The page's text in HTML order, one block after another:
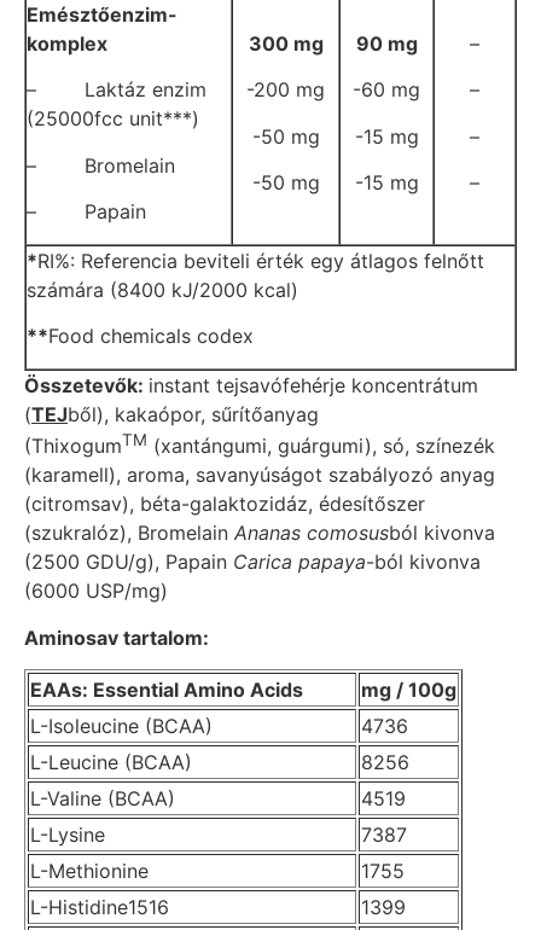
Emésztőenzim-
komplex
– Laktáz enzim
(25000fcc unit***)
– Bromelain
– Papain
300 mg
-200 mg
-50 mg
-50 mg
90 mg
-60 mg
-15 mg
-15 mg
–
–
–
–
*RI%: Referencia beviteli érték egy átlagos felnőtt
számára (8400 kJ/2000 kcal)
**Food chemicals codex
Összetevők: instant tejsavófehérje koncentrátum
(TEJből), kakaópor, sűrítőanyag
(ThixogumTM (xantángumi, guárgumi), só, színezék
(karamell), aroma, savanyúságot szabályozó anyag
(citromsav), béta-galaktozidáz, édesítőszer
(szukralóz), Bromelain Ananas comosusból kivonva
(2500 GDU/g), Papain Carica papaya-ból kivonva
(6000 USP/mg)
Aminosav tartalom:
EAAs: Essential Amino Acids
mg / 100g
L-Isoleucine (BCAA)
4736
L-Leucine (BCAA)
8256
L-Valine (BCAA)
4519
L-Lysine
7387
L-Methionine
1755
L-Histidine1516
1399